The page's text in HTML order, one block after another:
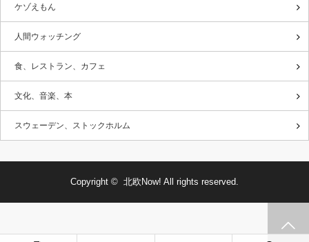
ケゾえもん
人間ウォッチング
食、レストラン、カフェ
文化、音楽、本
スウェーデン、ストックホルム
Copyright © 北欧Now! All rights reserved.